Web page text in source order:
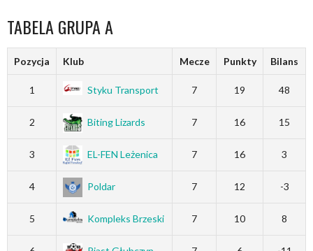
TABELA GRUPA A
Pozycja Klub Mecze Punkty Bilans
1 Styku Transport 7 19 48
2 Biting Lizards 7 16 15
3 EL-FEN Leżenica 7 16 3
4 Poldar 7 12 -3
5 Kompleks Brzeski 7 10 8